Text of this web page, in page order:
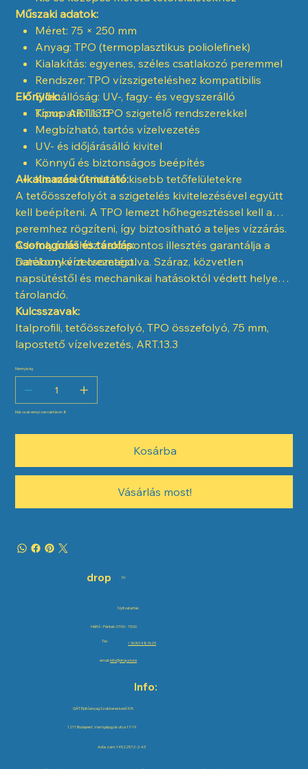
Műszaki adatok:
Méret: 75 × 250 mm
Anyag: TPO (termoplasztikus poliolefinek)
Kialakítás: egyenes, széles csatlakozó peremmel
Rendszer: TPO vízszigeteléshez kompatibilis
Ellenállóság: UV-, fagy- és vegyszerálló
Típus: ART.13.3
Előnyök:
Kompatibilis TPO szigetelő rendszerekkel
Megbízható, tartós vízelvezetés
UV- és időjárásálló kivitel
Könnyű és biztonságos beépítés
Kis méret – ideális kisebb tetőfelületekre
Alkalmazási útmutató:
A tetőösszefolyót a szigetelés kivitelezésével együtt
kell beépíteni. A TPO lemezt hőhegesztéssel kell a
peremhez rögzíteni, így biztosítható a teljes vízzárás.
A lefolyócsőhöz való pontos illesztés garantálja a
hatékony vízelvezetést.
Csomagolás és tárolás:
Darabonként csomagolva. Száraz, közvetlen
napsütéstől és mechanikai hatásoktól védett helyen
tárolandó.
Kulcsszavak:
Italprofili, tetőösszefolyó, TPO összefolyó, 75 mm,
lapostető vízelvezetés, ART.13.3
Mennyiség
Már csak ennyi van raktáron: 8
Kosárba
Vásárlás most!
drop by
Info:
GÁT Építőanyag Szakkereskedő Kft.
1211 Budapest, Varrógépgyár utca 17-19
Adószám: 14522572-2-43
Nyitvatartás:
Tel.:
email:info@drop.store
+36301487629
Hétfő - Péntek: 07:00 - 15:00